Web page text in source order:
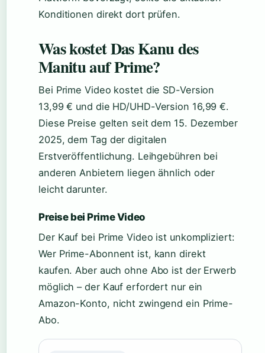
Konditionen direkt dort prüfen.
Was kostet Das Kanu des
Manitu auf Prime?
Bei Prime Video kostet die SD-Version
13,99 € und die HD/UHD-Version 16,99 €.
Diese Preise gelten seit dem 15. Dezember
2025, dem Tag der digitalen
Erstveröffentlichung. Leihgebühren bei
anderen Anbietern liegen ähnlich oder
leicht darunter.
Preise bei Prime Video
Der Kauf bei Prime Video ist unkompliziert:
Wer Prime-Abonnent ist, kann direkt
kaufen. Aber auch ohne Abo ist der Erwerb
möglich – der Kauf erfordert nur ein
Amazon-Konto, nicht zwingend ein Prime-
Abo.